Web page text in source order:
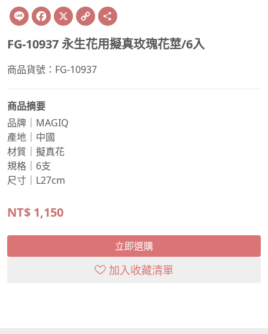
Line Facebook
X Copy
Link
FG-10937 永生花用擬真玫瑰花莖/6入
商品貨號：FG-10937
商品摘要
品牌｜MAGIQ
產地｜中國
材質｜擬真花
規格｜6支
尺寸｜L27cm
NT$ 1,150
立即選購
加入收藏清單